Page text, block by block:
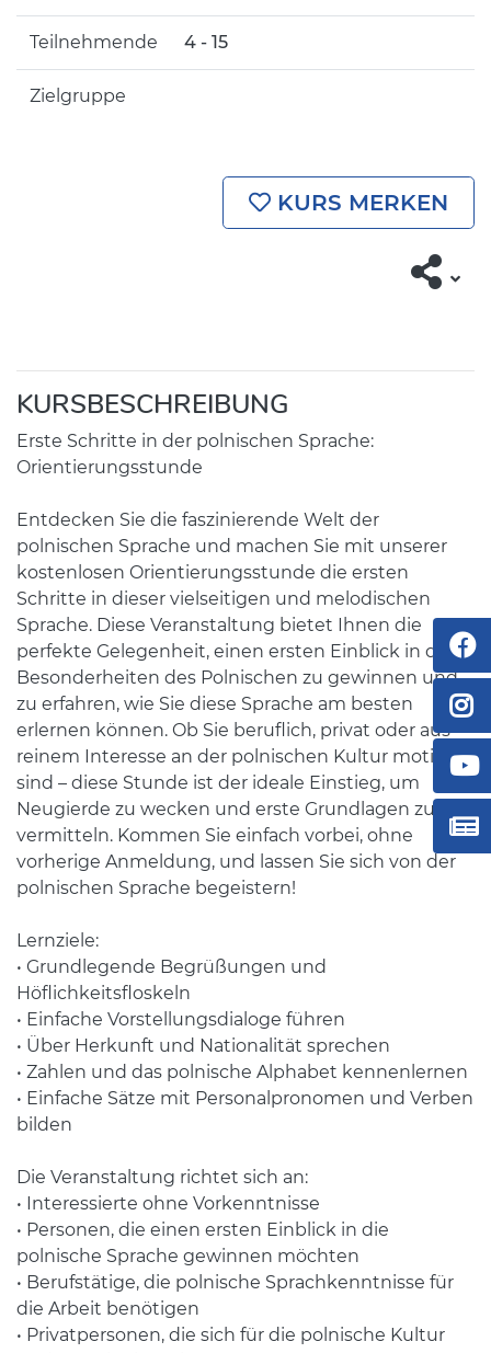
Teilnehmende 4 - 15
Zielgruppe
KURS MERKEN
KURSBESCHREIBUNG
Erste Schritte in der polnischen Sprache:
Orientierungsstunde
Entdecken Sie die faszinierende Welt der
polnischen Sprache und machen Sie mit unserer
kostenlosen Orientierungsstunde die ersten
Schritte in dieser vielseitigen und melodischen
Sprache. Diese Veranstaltung bietet Ihnen die
perfekte Gelegenheit, einen ersten Einblick in die
Besonderheiten des Polnischen zu gewinnen und
zu erfahren, wie Sie diese Sprache am besten
erlernen können. Ob Sie beruflich, privat oder aus
reinem Interesse an der polnischen Kultur motiviert
sind – diese Stunde ist der ideale Einstieg, um
Neugierde zu wecken und erste Grundlagen zu
vermitteln. Kommen Sie einfach vorbei, ohne
vorherige Anmeldung, und lassen Sie sich von der
polnischen Sprache begeistern!
Lernziele:
• Grundlegende Begrüßungen und
Höflichkeitsfloskeln
• Einfache Vorstellungsdialoge führen
• Über Herkunft und Nationalität sprechen
• Zahlen und das polnische Alphabet kennenlernen
• Einfache Sätze mit Personalpronomen und Verben
bilden
Die Veranstaltung richtet sich an:
• Interessierte ohne Vorkenntnisse
• Personen, die einen ersten Einblick in die
polnische Sprache gewinnen möchten
• Berufstätige, die polnische Sprachkenntnisse für
die Arbeit benötigen
• Privatpersonen, die sich für die polnische Kultur